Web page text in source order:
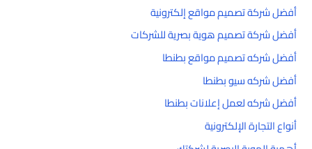
أفضل شركة تصميم مواقع إلكترونية
أفضل شركة تصميم هوية بصرية للشركات
أفضل شركه تصميم مواقع بطنطا
أفضل شركه سيو بطنطا
أفضل شركه لعمل إعلانات بطنطا
أنواع التجارة الإلكترونية